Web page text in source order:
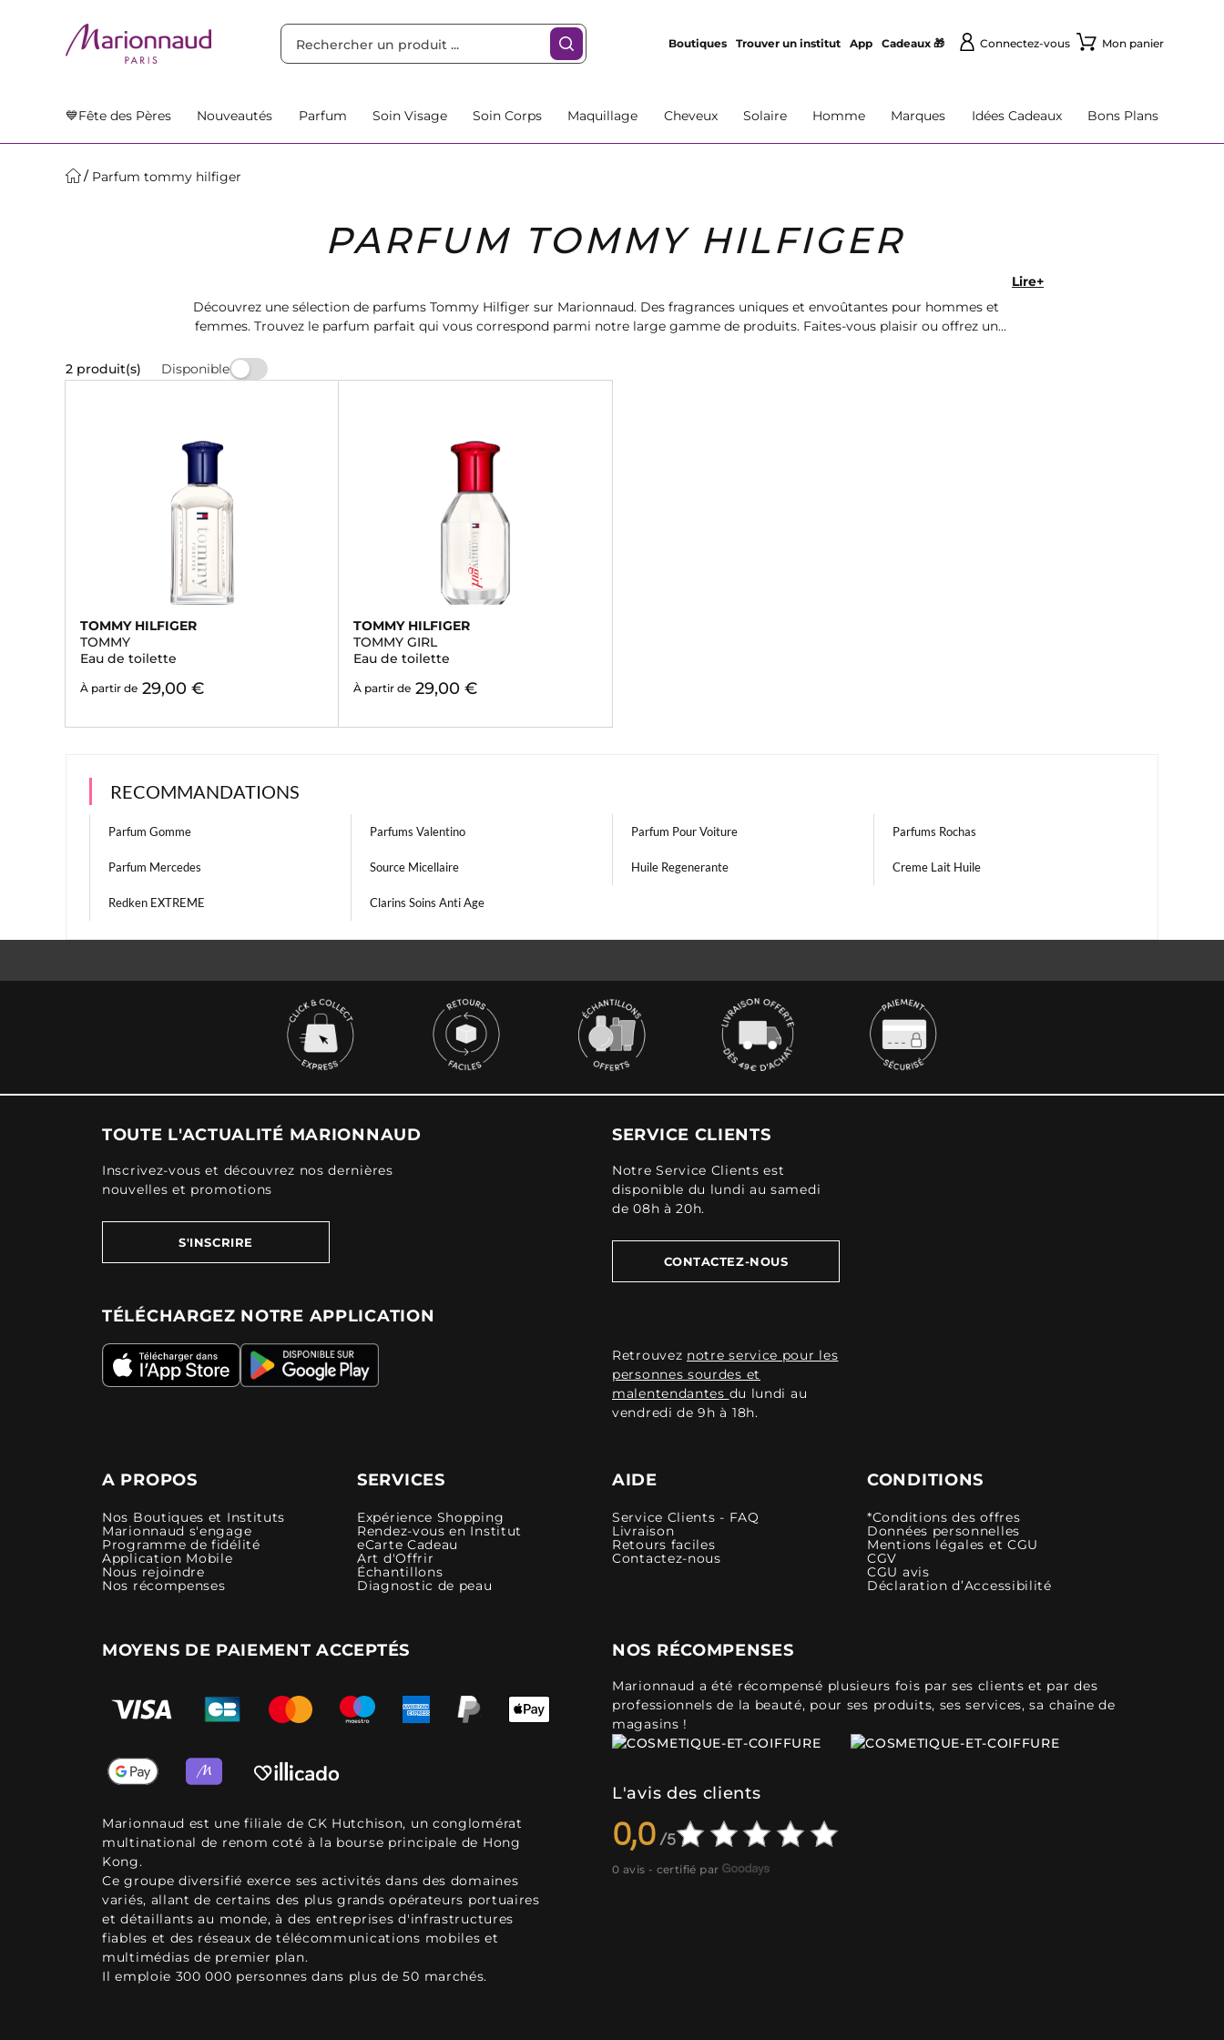
Boutiques Trouver un institut App Cadeaux 🎁 Connectez-vous Mon panier
💙Fête des Pères Nouveautés Parfum Soin Visage Soin Corps Maquillage Cheveux Solaire Homme Marques Idées Cadeaux Bons Plans
Parfum tommy hilfiger
PARFUM TOMMY HILFIGER
Découvrez une sélection de parfums Tommy Hilfiger sur Marionnaud. Des fragrances uniques et envoûtantes pour hommes et
femmes. Trouvez le parfum parfait qui vous correspond parmi notre large gamme de produits. Faites-vous plaisir ou offrez un
Lire+
2 produit(s) Disponible
TOMMY HILFIGER
TOMMY
Eau de toilette
À partir de 29,00 €
TOMMY HILFIGER
TOMMY GIRL
Eau de toilette
À partir de 29,00 €
RECOMMANDATIONS
Parfum Gomme Parfums Valentino Parfum Pour Voiture Parfums Rochas
Parfum Mercedes Source Micellaire Huile Regenerante Creme Lait Huile
Redken EXTREME Clarins Soins Anti Age
TOUTE L'ACTUALITÉ MARIONNAUD
Inscrivez-vous et découvrez nos dernières
nouvelles et promotions
S'INSCRIRE
TÉLÉCHARGEZ NOTRE APPLICATION
SERVICE CLIENTS
Notre Service Clients est
disponible du lundi au samedi
de 08h à 20h.
CONTACTEZ-NOUS
Retrouvez notre service pour les
personnes sourdes et
malentendantes du lundi au
vendredi de 9h à 18h.
A PROPOS
Nos Boutiques et Instituts
Marionnaud s'engage
Programme de fidélité
Application Mobile
Nous rejoindre
Nos récompenses
SERVICES
Expérience Shopping
Rendez-vous en Institut
eCarte Cadeau
Art d'Offrir
Échantillons
Diagnostic de peau
AIDE
Service Clients - FAQ
Livraison
Retours faciles
Contactez-nous
CONDITIONS
*Conditions des offres
Données personnelles
Mentions légales et CGU
CGV
CGU avis
Déclaration d’Accessibilité
MOYENS DE PAIEMENT ACCEPTÉS
Marionnaud est une filiale de CK Hutchison, un conglomérat
multinational de renom coté à la bourse principale de Hong
Kong.
Ce groupe diversifié exerce ses activités dans des domaines
variés, allant de certains des plus grands opérateurs portuaires
et détaillants au monde, à des entreprises d'infrastructures
fiables et des réseaux de télécommunications mobiles et
multimédias de premier plan.
Il emploie 300 000 personnes dans plus de 50 marchés.
NOS RÉCOMPENSES
Marionnaud a été récompensé plusieurs fois par ses clients et par des
professionnels de la beauté, pour ses produits, ses services, sa chaîne de
magasins !
L'avis des clients
0,0
0 avis - certifié par